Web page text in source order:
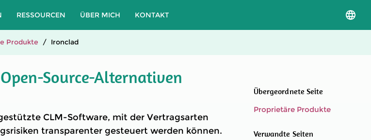
RESSOURCEN ÜBER MICH KONTAKT
Produkte Ironclad
Source-Alternativen
CLM-Software, mit der Vertragsarten
transparenter gesteuert werden können.
Übergeordnete Seite
Proprietäre Produkte
Verwandte Seiten